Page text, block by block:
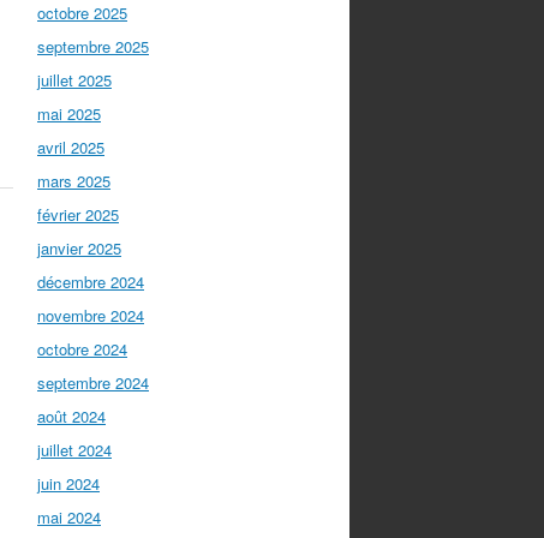
octobre 2025
septembre 2025
juillet 2025
mai 2025
avril 2025
mars 2025
février 2025
janvier 2025
décembre 2024
novembre 2024
octobre 2024
septembre 2024
août 2024
juillet 2024
juin 2024
mai 2024